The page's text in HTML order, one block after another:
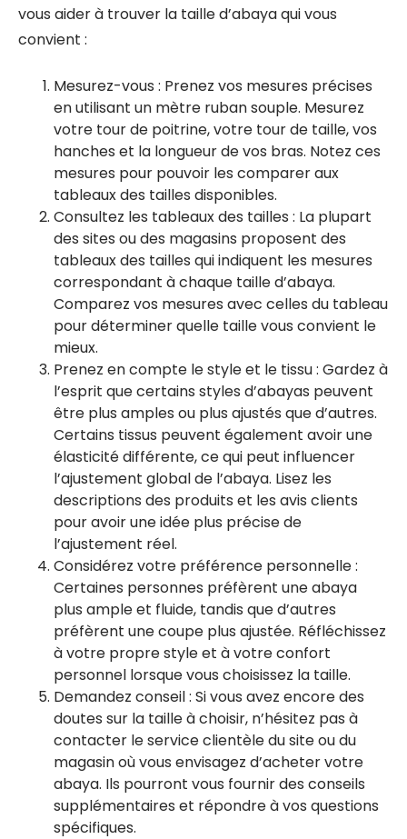
vous aider à trouver la taille d’abaya qui vous
convient :
Mesurez-vous : Prenez vos mesures précises
en utilisant un mètre ruban souple. Mesurez
votre tour de poitrine, votre tour de taille, vos
hanches et la longueur de vos bras. Notez ces
mesures pour pouvoir les comparer aux
tableaux des tailles disponibles.
Consultez les tableaux des tailles : La plupart
des sites ou des magasins proposent des
tableaux des tailles qui indiquent les mesures
correspondant à chaque taille d’abaya.
Comparez vos mesures avec celles du tableau
pour déterminer quelle taille vous convient le
mieux.
Prenez en compte le style et le tissu : Gardez à
l’esprit que certains styles d’abayas peuvent
être plus amples ou plus ajustés que d’autres.
Certains tissus peuvent également avoir une
élasticité différente, ce qui peut influencer
l’ajustement global de l’abaya. Lisez les
descriptions des produits et les avis clients
pour avoir une idée plus précise de
l’ajustement réel.
Considérez votre préférence personnelle :
Certaines personnes préfèrent une abaya
plus ample et fluide, tandis que d’autres
préfèrent une coupe plus ajustée. Réfléchissez
à votre propre style et à votre confort
personnel lorsque vous choisissez la taille.
Demandez conseil : Si vous avez encore des
doutes sur la taille à choisir, n’hésitez pas à
contacter le service clientèle du site ou du
magasin où vous envisagez d’acheter votre
abaya. Ils pourront vous fournir des conseils
supplémentaires et répondre à vos questions
spécifiques.